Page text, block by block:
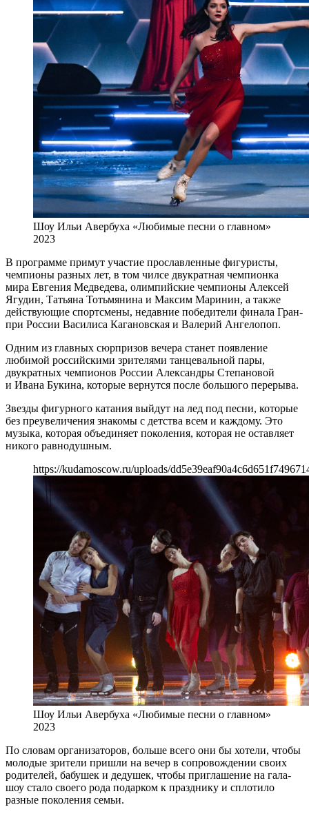
Шоу Ильи Авербуха «Любимые песни о главном»
2023
В программе примут участие прославленные фигуристы,
чемпионы разных лет, в том чилсе двукратная чемпионка
мира Евгения Медведева, олимпийские чемпионы Алексей
Ягудин, Татьяна Тотьмянина и Максим Маринин, а также
действующие спортсмены, недавние победители финала Гран-
при России Василиса Кагановская и Валерий Ангелопоп.
Одним из главных сюрпризов вечера станет появление
любимой российскими зрителями танцевальной пары,
двукратных чемпионов России Александры Степановой
и Ивана Букина, которые вернутся после большого перерыва.
Звезды фигурного катания выйдут на лед под песни, которые
без преувеличения знакомы с детства всем и каждому. Это
музыка, которая объединяет поколения, которая не оставляет
никого равнодушным.
https://kudamoscow.ru/uploads/
Шоу Ильи Авербуха «Любимые песни о главном»
2023
По словам организаторов, больше всего они бы хотели, чтобы
молодые зрители пришли на вечер в сопровождении своих
родителей, бабушек и дедушек, чтобы приглашение на гала-
шоу стало своего рода подарком к празднику и сплотило
разные поколения семьи.